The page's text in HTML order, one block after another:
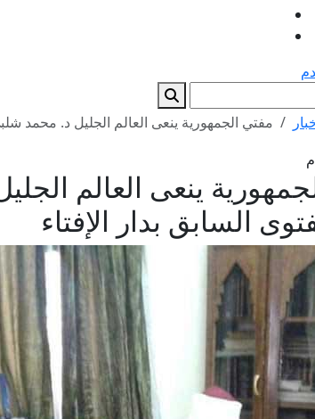
مفتي الجمهورية ينعى العالم الجليل د. محمد
ينعى العالم
السابق بدار الإفتاء